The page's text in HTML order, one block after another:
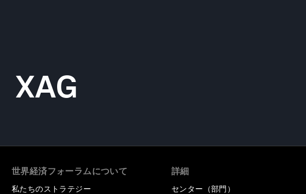
XAG
世界経済フォーラムについて
私たちのストラテジー
詳細
センター（部門）